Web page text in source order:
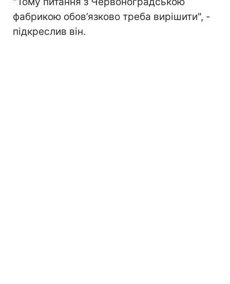
фабрикою обов’язково треба вирішити", -
підкреслив він.